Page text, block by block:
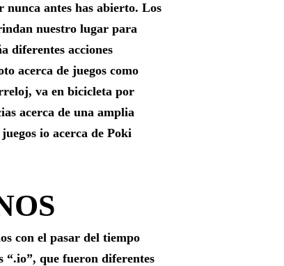
antes has abierto. Los
nuestro lugar para
diferentes acciones
acerca de juegos como
va en bicicleta por
acerca de una amplia
io acerca de Poki
con el pasar del tiempo
“.io”, que fueron diferentes